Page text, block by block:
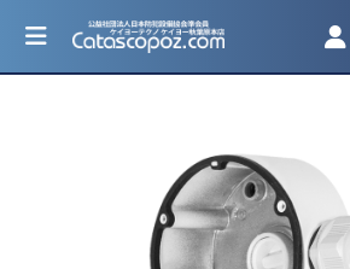
カテゴリ一覧